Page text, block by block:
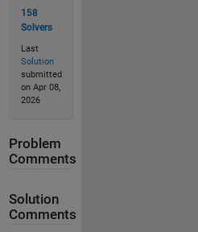
158
Solvers
Last
Solution
submitted
on Apr 08,
2026
Problem
Comments
Solution
Comments